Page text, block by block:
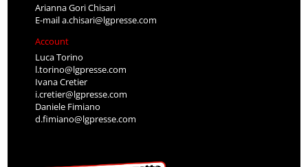
Arianna Gori Chisari
E-maila.chisari@lgpresse.com
Account
Luca Torino
l.torino@lgpresse.com
Ivana Cretier
i.cretier@lgpresse.com
Daniele Fimiano
d.fimiano@lgpresse.com